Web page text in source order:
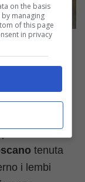
e
tenuta
i lembi
on the basis
managing
of this page
in privacy